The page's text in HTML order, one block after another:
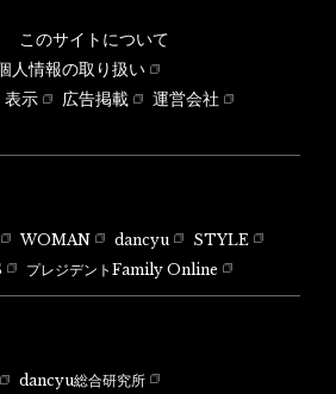
このサイトについて
人情報の取り扱い
表示
広告掲載
運営会社
WOMAN dancyu
STYLE
プレジデントFamily Online
dancyu総合研究所